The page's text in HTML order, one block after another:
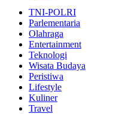
TNI-POLRI
Parlementaria
Olahraga
Entertainment
Teknologi
Wisata Budaya
Peristiwa
Lifestyle
Kuliner
Travel